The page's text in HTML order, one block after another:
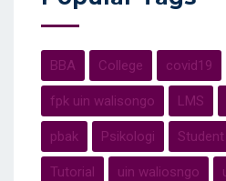
BBA College covid19
fpk uin walisongo LMS
pbak Psikologi Student
Tutorial uin waliosngo